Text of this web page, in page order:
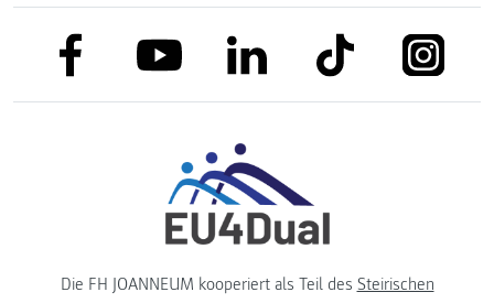
link to facebooklink to youtubelink to linkedinlink to tiktok link to
Die FH JOANNEUM kooperiert als Teil des Steirischen